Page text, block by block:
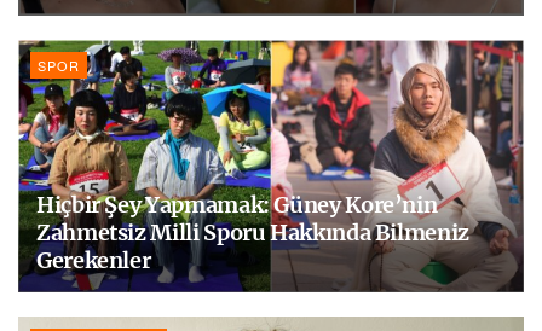
SPOR
Hiçbir Şey Yapmamak: Güney Kore’nin
Zahmetsiz Milli Sporu Hakkında Bilmeniz
Gerekenler